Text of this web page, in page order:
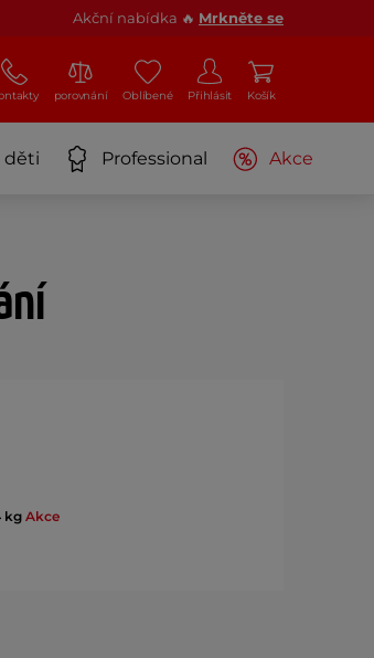
Akční nabídka 🔥 Mrkněte se
porovnání Oblíbené Přihlásit Košík
děti Professional Akce
kg Akce